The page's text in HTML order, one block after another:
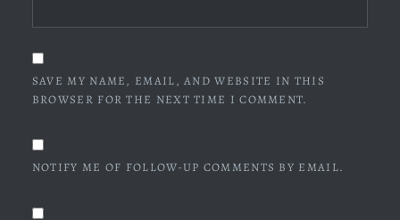
SAVE MY NAME, EMAIL, AND WEBSITE IN THIS
BROWSER FOR THE NEXT TIME I COMMENT.
NOTIFY ME OF FOLLOW-UP COMMENTS BY EMAIL.